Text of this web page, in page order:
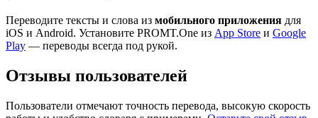
Переводите тексты и слова из мобильного приложения для
iOS и Android. Установите PROMT.One из App Store и Google
Play — переводы всегда под рукой.
Отзывы пользователей
Пользователи отмечают точность перевода, высокую скорость